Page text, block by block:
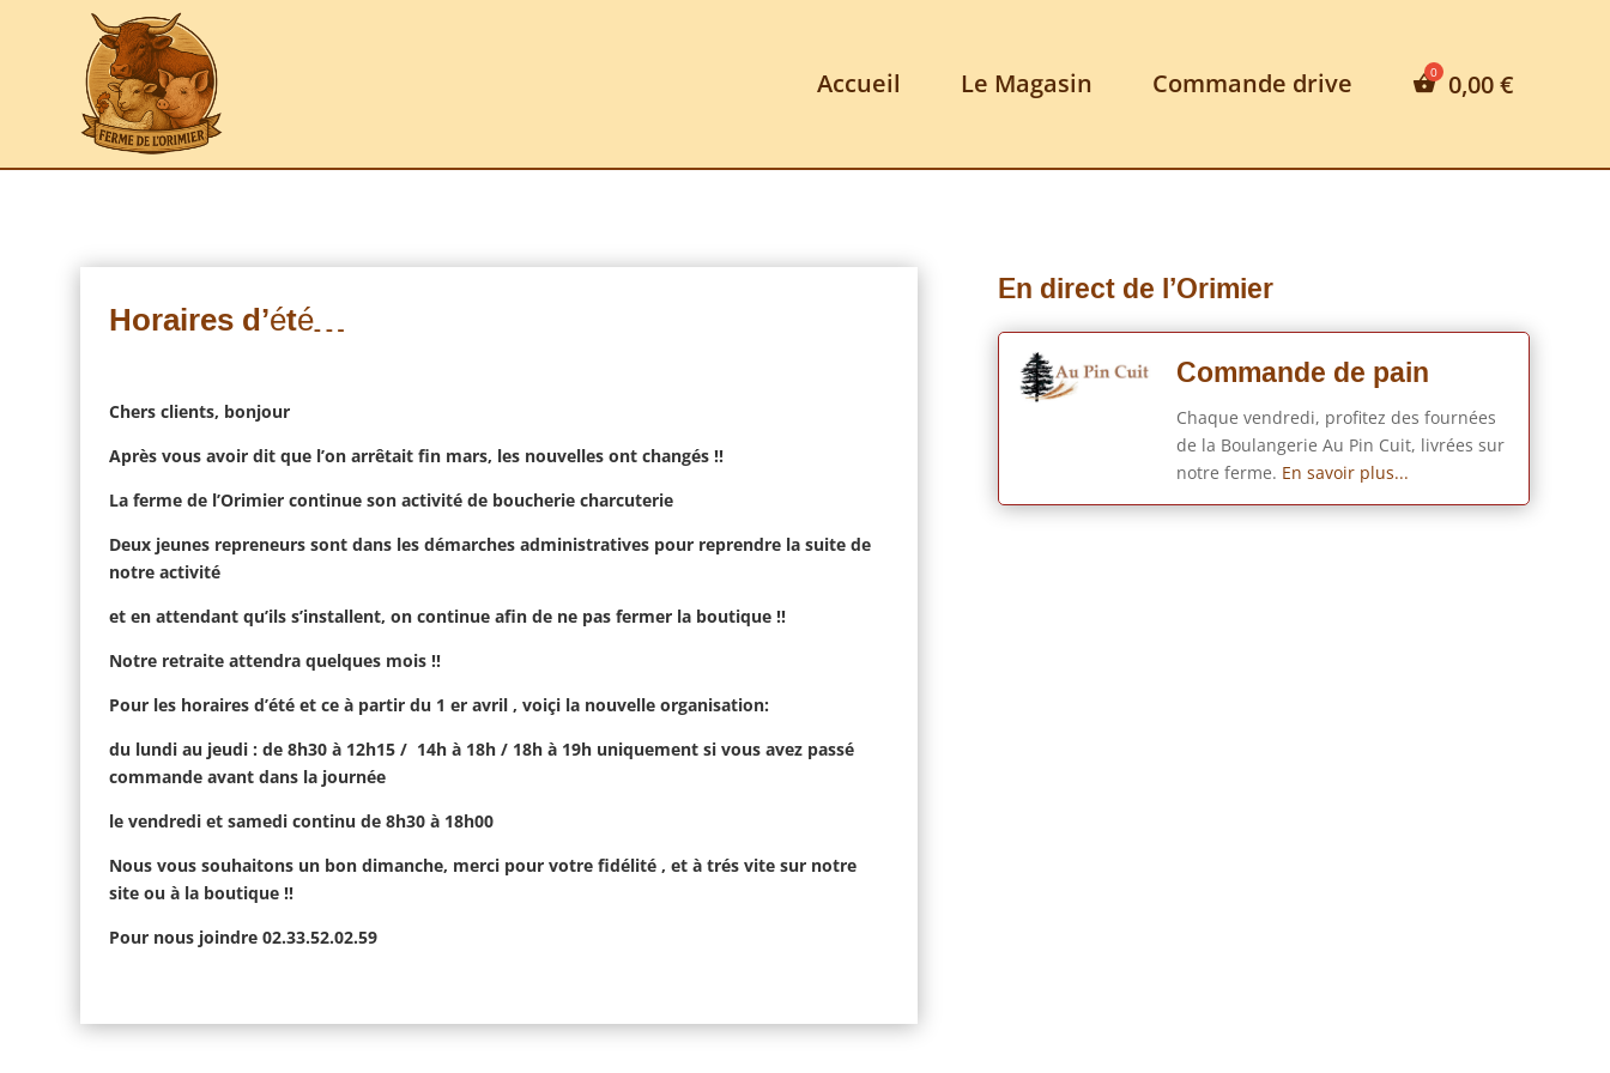
Accueil Le Magasin Commande drive 0,00€
Horaires d’été…
Chers clients, bonjour
Après vous avoir dit que l’on arrêtait fin mars, les nouvelles ont changés !!
La ferme de l’Orimier continue son activité de boucherie charcuterie
Deux jeunes repreneurs sont dans les démarches administratives pour reprendre la suite de
notre activité
et en attendant qu’ils s’installent, on continue afin de ne pas fermer la boutique !!
Notre retraite attendra quelques mois !!
Pour les horaires d’été et ce à partir du 1 er avril , voiçi la nouvelle organisation:
du lundi au jeudi : de 8h30 à 12h15 / 14h à 18h / 18h à 19h uniquement si vous avez passé
commande avant dans la journée
le vendredi et samedi continu de 8h30 à 18h00
Nous vous souhaitons un bon dimanche, merci pour votre fidélité , et à trés vite sur notre
site ou à la boutique !!
Pour nous joindre 02.33.52.02.59
En direct de l’Orimier
Commande de pain
Chaque vendredi, profitez des fournées
de la Boulangerie Au Pin Cuit, livrées sur
notre ferme. En savoir plus...